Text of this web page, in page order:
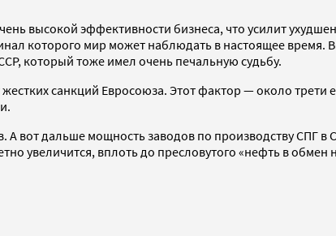
высокой эффективности бизнеса, что усилит
которого мир может наблюдать в настоящее время.
который тоже имел очень печальную судьбу.
санкций Евросоюза. Этот фактор — около трети
А вот дальше мощность заводов по производству СПГ
увеличится, вплоть до пресловутого «нефть в обмен